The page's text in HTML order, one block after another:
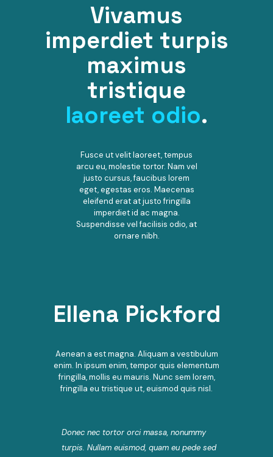
Vivamus
imperdiet turpis
maximus
tristique
laoreet odio.
Fusce ut velit laoreet, tempus
arcu eu, molestie tortor. Nam vel
justo cursus, faucibus lorem
eget, egestas eros. Maecenas
eleifend erat at justo fringilla
imperdiet id ac magna.
Suspendisse vel facilisis odio, at
ornare nibh.
Ellena Pickford
Aenean a est magna. Aliquam a vestibulum
enim. In ipsum enim, tempor quis elementum
fringilla, mollis eu mauris. Nunc sem lorem,
fringilla eu tristique ut, euismod quis nisl.
Donec nec tortor orci massa, nonummy
turpis. Nullam euismod, quam eu pede sed